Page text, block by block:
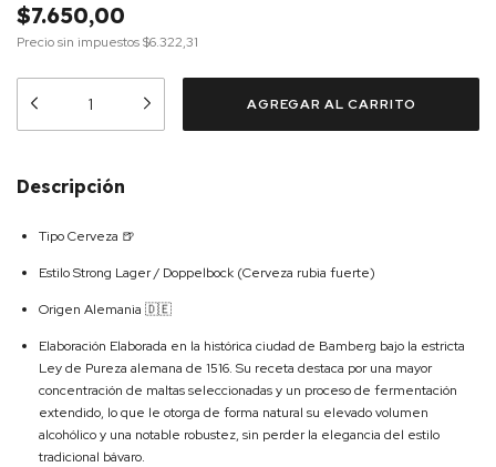
$7.650,00
Precio sin impuestos$6.322,31
Descripción
Tipo Cerveza 🍺
Estilo Strong Lager / Doppelbock (Cerveza rubia fuerte)
Origen Alemania 🇩🇪
Elaboración Elaborada en la histórica ciudad de Bamberg bajo la estricta
Ley de Pureza alemana de 1516. Su receta destaca por una mayor
concentración de maltas seleccionadas y un proceso de fermentación
extendido, lo que le otorga de forma natural su elevado volumen
alcohólico y una notable robustez, sin perder la elegancia del estilo
tradicional bávaro.